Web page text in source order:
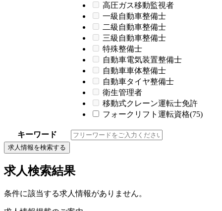
高圧ガス移動監視者
一級自動車整備士
二級自動車整備士
三級自動車整備士
特殊整備士
自動車電気装置整備士
自動車車体整備士
自動車タイヤ整備士
衛生管理者
移動式クレーン運転士免許
フォークリフト運転資格(75)
キーワード
求人情報を検索する
求人検索結果
条件に該当する求人情報がありません。